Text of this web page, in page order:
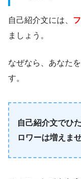
自己紹介文には、
ましょう。
なぜなら、あなた
す。
自己紹介文でひ
ロワーは増えませ